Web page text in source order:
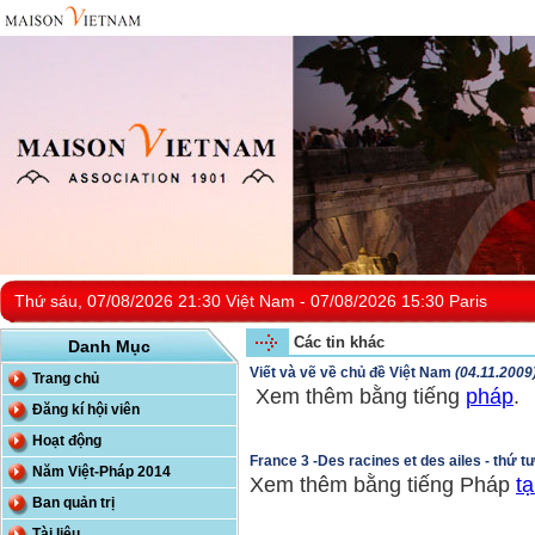
Thứ sáu, 07/08/2026 21:30 Việt Nam - 07/08/2026 15:30 Paris
Danh Mục
Trang chủ
Đăng kí hội viên
Hoạt động
Năm Việt-Pháp 2014
Ban quản trị
Các tin khác
Viết và vẽ về chủ đề Việt Nam
Xem thêm bằng tiếng pháp.
France 3 -Des racines et des ailes - thứ
Xem thêm bằng tiếng Pháp